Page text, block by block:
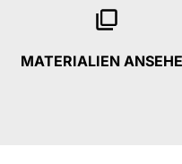
MATERIALIEN